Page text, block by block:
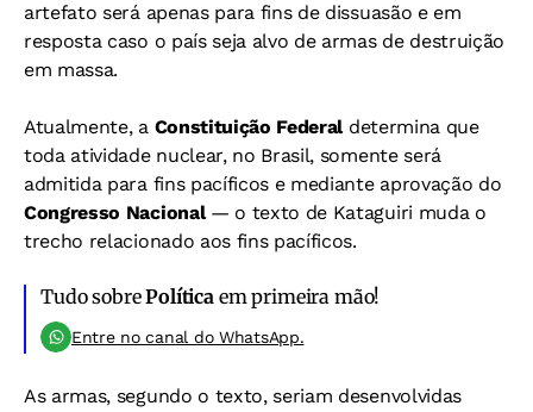
artefato será apenas para fins de dissuasão e em
resposta caso o país seja alvo de armas de destruição
em massa.
Atualmente, a Constituição Federaldetermina que
toda atividade nuclear, no Brasil, somente será
admitida para fins pacíficos e mediante aprovação do
Congresso Nacional— o texto de Kataguiri muda o
trecho relacionado aos fins pacíficos.
Tudo sobrePolíticaem primeira mão!
Entre no canal do WhatsApp.
As armas, segundo o texto, seriam desenvolvidas